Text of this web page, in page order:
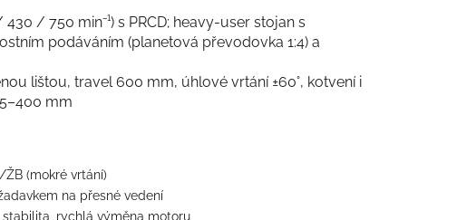
/ 750 min⁻¹) s PRCD; heavy-user stojan s
podáváním (planetová převodovka 1:4) a
lištou, travel 600 mm, úhlové vrtání ±60°, kotvení i
mm
(mokré vrtání)
na přesné vedení
rychlá výměna motoru